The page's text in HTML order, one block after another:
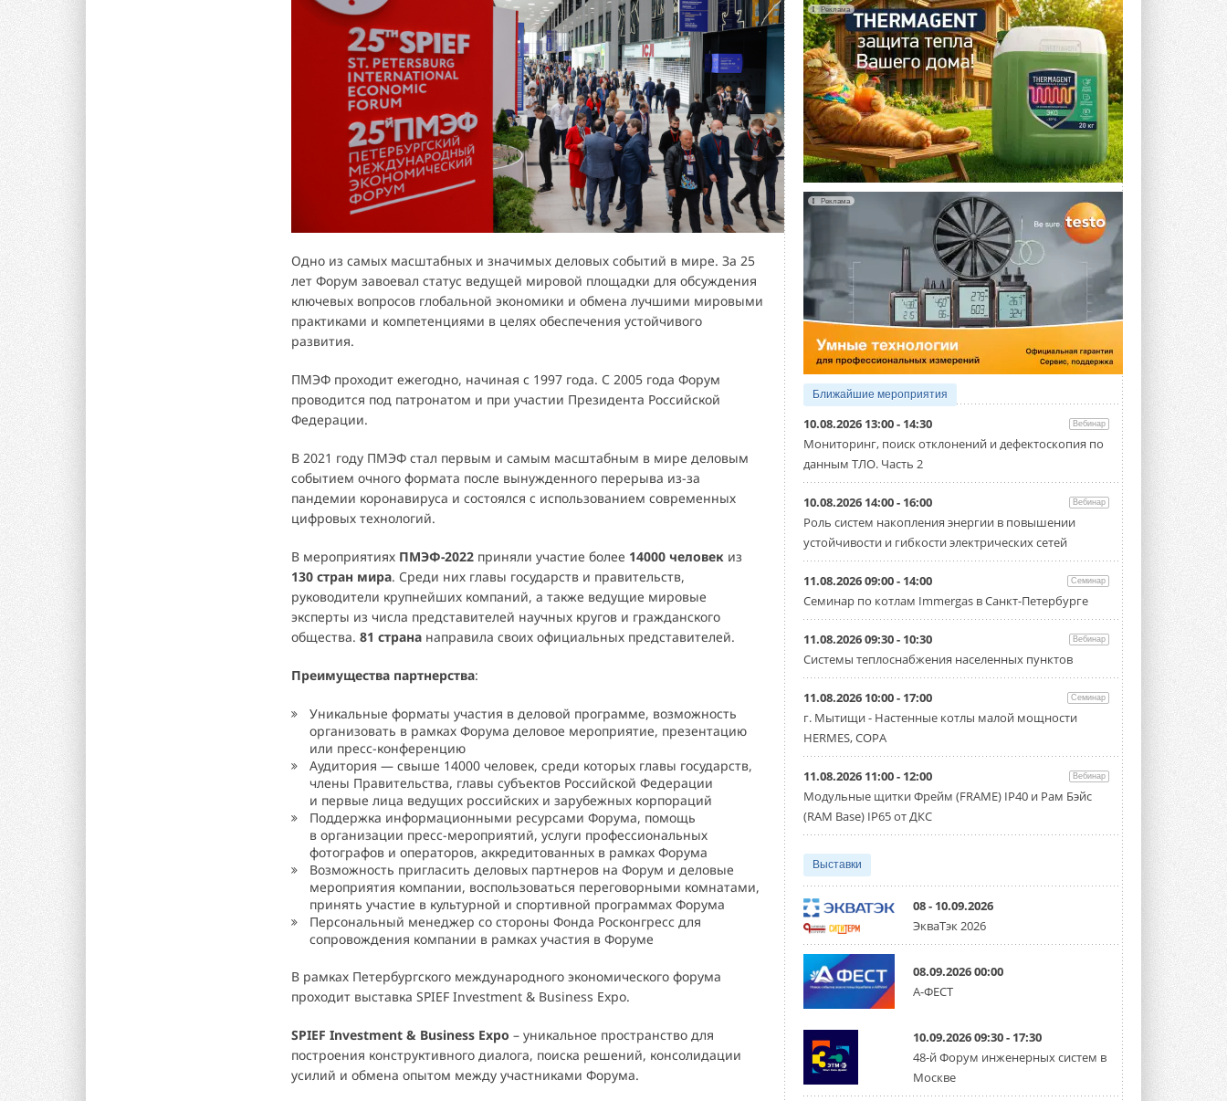
Одно из самых масштабных и значимых деловых событий в мире. За 25
лет Форум завоевал статус ведущей мировой площадки для обсуждения
ключевых вопросов глобальной экономики и обмена лучшими мировыми
практиками и компетенциями в целях обеспечения устойчивого
развития.
ПМЭФ проходит ежегодно, начиная с 1997 года. С 2005 года Форум
проводится под патронатом и при участии Президента Российской
Федерации.
В 2021 году ПМЭФ стал первым и самым масштабным в мире деловым
событием очного формата после вынужденного перерыва из-за
пандемии коронавируса и состоялся с использованием современных
цифровых технологий.
В мероприятиях ПМЭФ-2022 приняли участие более 14000 человек из
130 стран мира. Среди них главы государств и правительств,
руководители крупнейших компаний, а также ведущие мировые
эксперты из числа представителей научных кругов и гражданского
общества. 81 страна направила своих официальных представителей.
Преимущества партнерства:
Уникальные форматы участия в деловой программе, возможность
организовать в рамках Форума деловое мероприятие, презентацию
или пресс-конференцию
Аудитория — свыше 14000 человек, среди которых главы государств,
члены Правительства, главы субъектов Российской Федерации
и первые лица ведущих российских и зарубежных корпораций
Поддержка информационными ресурсами Форума, помощь
в организации пресс-мероприятий, услуги профессиональных
фотографов и операторов, аккредитованных в рамках Форума
Возможность пригласить деловых партнеров на Форум и деловые
мероприятия компании, воспользоваться переговорными комнатами,
принять участие в культурной и спортивной программах Форума
Персональный менеджер со стороны Фонда Росконгресс для
сопровождения компании в рамках участия в Форуме
В рамках Петербургского международного экономического форума
проходит выставка SPIEF Investment & Business Expo.
SPIEF Investment & Business Expo – уникальное пространство для
построения конструктивного диалога, поиска решений, консолидации
усилий и обмена опытом между участниками Форума.
Учёные ЮУрГУ создали
каскадную установку,
объединяющую солнечную и
геотермальную энергию
Природосберегающие технологии ...
6 АВГУСТА 2026
Для Арктики создали
технологию защиты
ветрогенераторов от аварий
Разработка учитывает влияние
мерзлоты, обледенения и снеговых ...
6 АВГУСТА 2026
Гибридный тепловой насос PV/T
с одним общим испарителем
Исследователи предложили
конструкцию двухисточникового ...
5 АВГУСТА 2026
21-й ежегодный форум
«ЦОД-2026»
Мероприятие пройдет 2-3 сентября в
отеле Radisson Slavyanskaya. Форум
посетит более двух тысяч участников ...
5 АВГУСТА 2026
Китайская Shenling представила
линейку тепловых насосов
«воздух-вода» на R290
Серия ThermaX R290 All-In-One
включает три модели ...
Тепловые насосы в связке с
солнечной генерацией и
накопителем снижают
потребление на 60%
Исследователи из Италии установили ...
4 АВГУСТА 2026
«РУСКЛИМАТ Fest 2026» в Уфе
собрал свыше 700 профи
климатической отрасли
Организатором выступил торгово-
производственный холдинг ...
ЦОД с плотностью 54 кВт на
стойку
Испытания прошли на собственной
производственной площадке и были ...
3 АВГУСТА 2026
систему DVM на R32
Линейка включает семь типоразмеров
производительностью от 22,4 до 56 кВт.
Суммарная длина трубопроводов ...
3 АВГУСТА 2026
«СиСофт Девелопмент» подвел
итоги конкурса студенческих
стартует уже в сентябре 2026 года ...
3 АВГУСТА 2026
«Русклимат» укрепляет
Реклама
Реклама
Ближайшие мероприятия
10.08.2026 13:00 - 14:30 Вебинар
Мониторинг, поиск отклонений и дефектоскопия по
данным ТЛО. Часть 2
10.08.2026 14:00 - 16:00 Вебинар
Роль систем накопления энергии в повышении
устойчивости и гибкости электрических сетей
11.08.2026 09:00 - 14:00 Семинар
Семинар по котлам Immergas в Санкт-Петербурге
11.08.2026 09:30 - 10:30 Вебинар
Системы теплоснабжения населенных пунктов
11.08.2026 10:00 - 17:00 Семинар
г. Мытищи - Настенные котлы малой мощности
HERMES, COPA
11.08.2026 11:00 - 12:00 Вебинар
Модульные щитки Фрейм (FRAME) IP40 и Рам Бэйс
(RAM Base) IP65 от ДКС
Выставки
08 - 10.09.2026
ЭкваТэк 2026
08.09.2026 00:00
А-ФЕСТ
10.09.2026 09:30 - 17:30
48-й Форум инженерных систем в
Москве